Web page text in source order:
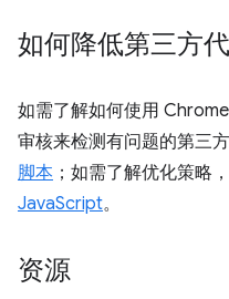
如何降低第三方
如需了解如何使用
审核来检测有问题的第三
脚本 ；如需了解优化策略
JavaScript。
资源